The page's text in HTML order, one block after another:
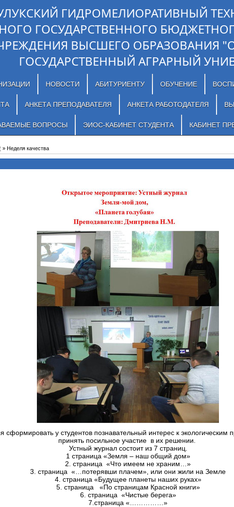
ГИДРОМЕЛИОРАТИВНЫЙ
ГОСУДАРСТВЕННОГО
ВЫСШЕГО ОБРАЗОВАНИЯ
ГОСУДАРСТВЕННЫЙ АГРАРНЫЙ
НОВОСТИ АБИТУРИЕНТУ ОБУЧЕНИЕ
АНКЕТА ПРЕПОДАВАТЕЛЯ АНКЕТА РАБОТОДАТЕЛЯ
ВОПРОСЫ ЭИОС-КАБИНЕТ СТУДЕНТА КАБИНЕТ
» Неделя качества
сформировать у студентов познавательный интерес к
принять посильное участие в их решении.
Устный журнал состоит из 7 страниц.
1 страница «Земля – наш общий дом»
2. страница «Что имеем не храним…»
3. страница «…потерявши плачем», или они жили на Земле
4. страница «Будущее планеты наших руках»
5. страница «По страницам Красной книги»
6. страница «Чистые берега»
7.страница «……………»